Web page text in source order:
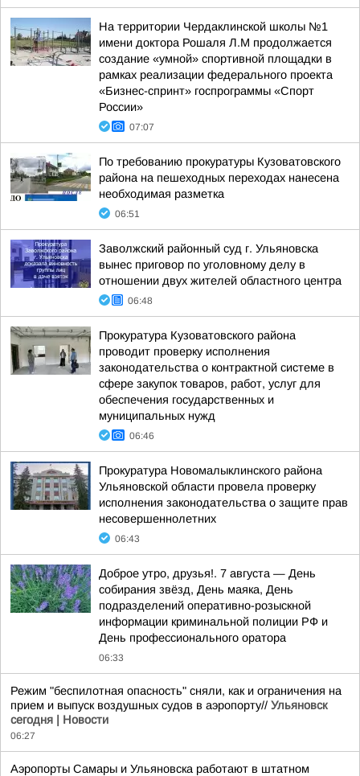
На территории Чердаклинской школы №1
имени доктора Рошаля Л.М продолжается
создание «умной» спортивной площадки в
рамках реализации федерального проекта
«Бизнес-спринт» госпрограммы «Спорт
России»
07:07
По требованию прокуратуры Кузоватовского
района на пешеходных переходах нанесена
необходимая разметка
06:51
Заволжский районный суд г. Ульяновска
вынес приговор по уголовному делу в
отношении двух жителей областного центра
06:48
Прокуратура Кузоватовского района
проводит проверку исполнения
законодательства о контрактной системе в
сфере закупок товаров, работ, услуг для
обеспечения государственных и
муниципальных нужд
06:46
Прокуратура Новомалыклинского района
Ульяновской области провела проверку
исполнения законодательства о защите прав
несовершеннолетних
06:43
Доброе утро, друзья!. 7 августа — День
собирания звёзд, День маяка, День
подразделений оперативно-розыскной
информации криминальной полиции РФ и
День профессионального оратора
06:33
Режим "беспилотная опасность" сняли, как и ограничения на
прием и выпуск воздушных судов в аэропорту// Ульяновск
сегодня | Новости
06:27
Аэропорты Самары и Ульяновска работают в штатном